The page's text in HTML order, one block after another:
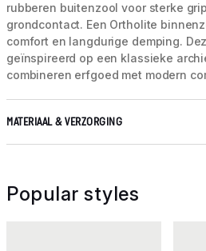
rubberen buitenzool voor sterke
grondcontact. Een Ortholite
comfort en langdurige demping.
geïnspireerd op een klassieke
combineren erfgoed met modern
MATERIAAL & VERZORGING
Popular styles